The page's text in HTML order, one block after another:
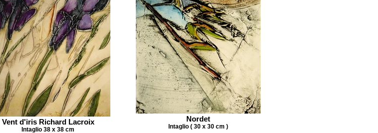
Vent d'iris Richard Lacroix
Intaglio 38 x 38 cm
Nordet
Intaglio ( 30 x 30 cm )